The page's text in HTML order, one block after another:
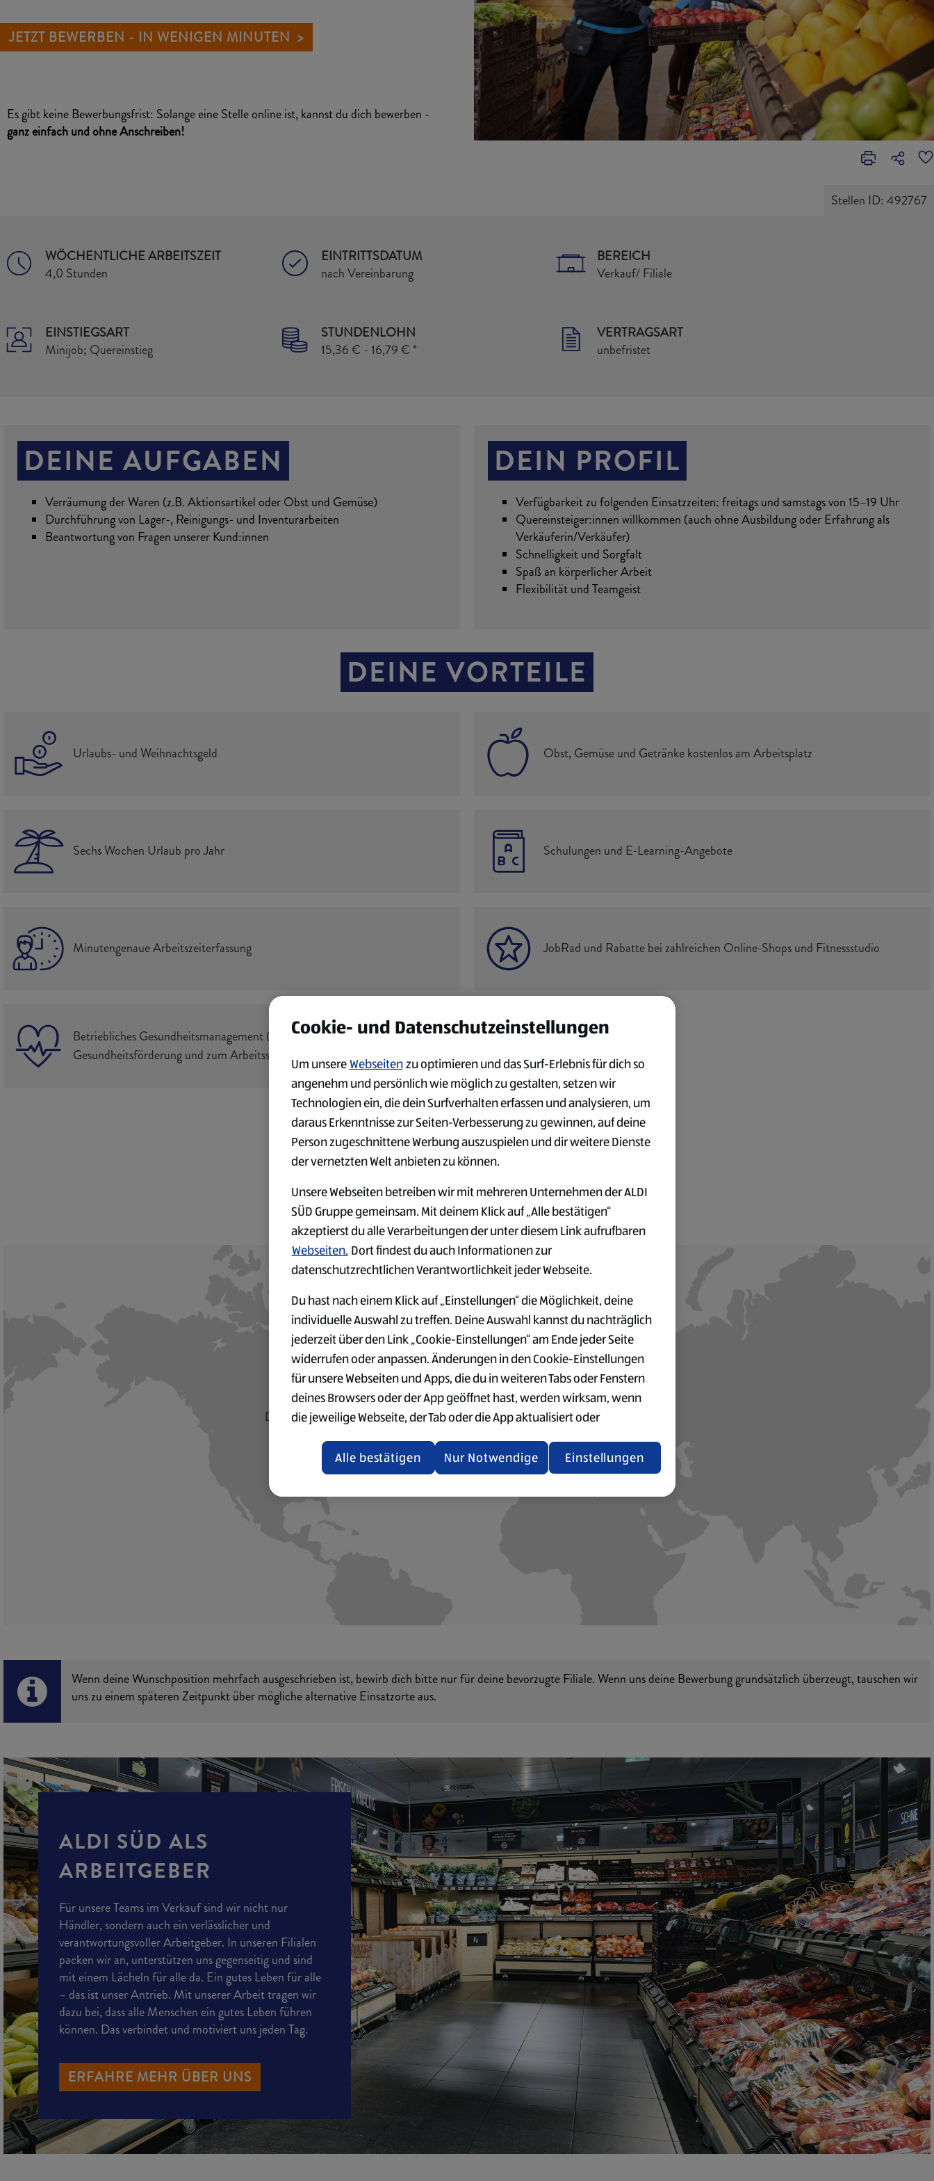
JETZT BEWERBEN - IN WENIGEN MINUTEN >
Es gibt keine Bewerbungsfrist: Solange eine Stelle online ist, kannst du dich bewerben -
ganz einfach und ohne Anschreiben!
Stellen ID: 492767
WÖCHENTLICHE ARBEITSZEIT
4,0 Stunden
EINTRITTSDATUM
nach Vereinbarung
BEREICH
Verkauf/ Filiale
EINSTIEGSART
Minijob; Quereinstieg
STUNDENLOHN
15,36 € - 16,79 € *
VERTRAGSART
unbefristet
DEINE AUFGABEN
Verräumung der Waren (z.B. Aktionsartikel oder Obst und Gemüse)
Durchführung von Lager-, Reinigungs- und Inventurarbeiten
Beantwortung von Fragen unserer Kund:innen
DEIN PROFIL
Verfügbarkeit zu folgenden Einsatzzeiten: freitags und samstags von 15–19 Uhr
Quereinsteiger:innen willkommen (auch ohne Ausbildung oder Erfahrung als
Verkäuferin/Verkäufer)
Schnelligkeit und Sorgfalt
Spaß an körperlicher Arbeit
Flexibilität und Teamgeist
DEINE VORTEILE
Urlaubs- und Weihnachtsgeld
Sechs Wochen Urlaub pro Jahr
Minutengenaue Arbeitszeiterfassung
Betriebliches Gesundheitsmanagement (z. B. Maßnahmen zur
Gesundheitsförderung und zum Arbeitsschutz)
Obst, Gemüse und Getränke kostenlos am Arbeitsplatz
Schulungen und E-Learning-Angebote
JobRad und Rabatte bei zahlreichen Online-Shops und Fitnessstudio
DEIN EINSATZORT
Dieser Inhalt kann aufgrund deiner Datenschutzeinstellungen nicht geladen werden
KLICKE HIER, UM DEN INHALT ZU AKTIVIEREN
Wenn deine Wunschposition mehrfach ausgeschrieben ist, bewirb dich bitte nur für deine bevorzugte Filiale. Wenn uns deine Bewerbung grundsätzlich überzeugt, tauschen wir
uns zu einem späteren Zeitpunkt über mögliche alternative Einsatzorte aus.
ALDI SÜD ALS
ARBEITGEBER
Für unsere Teams im Verkauf sind wir nicht nur
Händler, sondern auch ein verlässlicher und
verantwortungsvoller Arbeitgeber. In unseren Filialen
packen wir an, unterstützen uns gegenseitig und sind
mit einem Lächeln für alle da. Ein gutes Leben für alle
– das ist unser Antrieb. Mit unserer Arbeit tragen wir
dazu bei, dass alle Menschen ein gutes Leben führen
können. Das verbindet und motiviert uns jeden Tag.
ERFAHRE MEHR ÜBER UNS
Cookie- und Datenschutzeinstellungen
Um unsereWebseitenzu optimieren und das Surf-Erlebnis für dich so
angenehm und persönlich wie möglich zu gestalten, setzen wir
Technologien ein, die dein Surfverhalten erfassen und analysieren, um
daraus Erkenntnisse zur Seiten-Verbesserung zu gewinnen, auf deine
Person zugeschnittene Werbung auszuspielen und dir weitere Dienste
der vernetzten Welt anbieten zu können.
Unsere Webseiten betreiben wir mit mehreren Unternehmen der ALDI
SÜD Gruppe gemeinsam. Mit deinem Klick auf „Alle bestätigen“
akzeptierst du alle Verarbeitungen der unter diesem Link aufrufbaren
Webseiten. Dort findest du auch Informationen zur
datenschutzrechtlichen Verantwortlichkeit jeder Webseite.
Du hast nach einem Klick auf „Einstellungen“ die Möglichkeit, deine
individuelle Auswahl zu treffen. Deine Auswahl kannst du nachträglich
jederzeit über den Link „Cookie-Einstellungen“ am Ende jeder Seite
widerrufen oder anpassen. Änderungen in den Cookie-Einstellungen
für unsere Webseiten und Apps, die du in weiteren Tabs oder Fenstern
deines Browsers oder der App geöffnet hast, werden wirksam, wenn
die jeweilige Webseite, der Tab oder die App aktualisiert oder
geschlossen und anschließend wieder geöffnet werden.
Weitere Informationen stellen wir dir in unserer Datenschutzerklärung
Einstellungen
Nur Notwendige
Alle bestätigen